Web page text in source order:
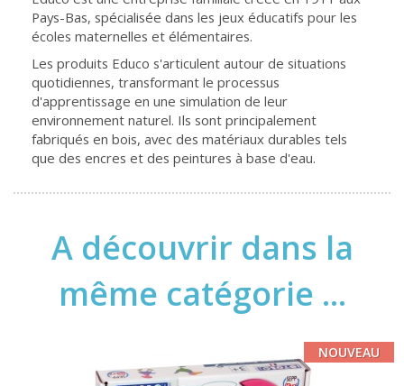
Pays-Bas, spécialisée dans les jeux éducatifs pour les
écoles maternelles et élémentaires.
Les produits Educo s'articulent autour de situations
quotidiennes, transformant le processus
d'apprentissage en une simulation de leur
environnement naturel. Ils sont principalement
fabriqués en bois, avec des matériaux durables tels
que des encres et des peintures à base d'eau.
A découvrir dans la
même catégorie ...
NOUVEAU